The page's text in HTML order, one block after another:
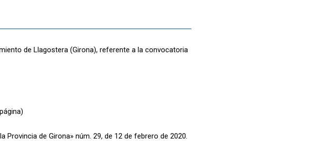
de Llagostera (Girona), referente a la convocatoria
Provincia de Girona» núm. 29, de 12 de febrero de 2020.